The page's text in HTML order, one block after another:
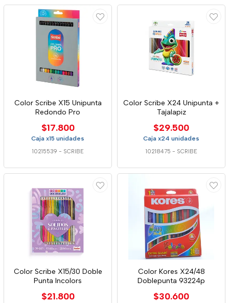
Color Scribe X15 Unipunta
Redondo Pro
$17.800
Caja x15 unidades
10215539 - SCRIBE
Color Scribe X24 Unipunta +
Tajalapiz
$29.500
Caja x24 unidades
10218475 - SCRIBE
Color Scribe X15/30 Doble
Punta Incolors
$21.800
Color Kores X24/48
Doblepunta 93224p
$30.600